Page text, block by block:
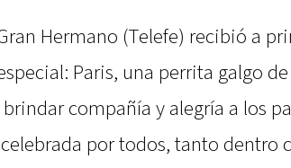
Hermano (Telefe) recibió a
Paris, una perrita galgo
compañía y alegría a los
por todos, tanto dentro